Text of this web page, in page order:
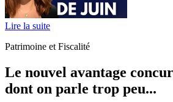
Lire la suite
Patrimoine et Fiscalité
Le nouvel avantage
dont on parle trop peu...